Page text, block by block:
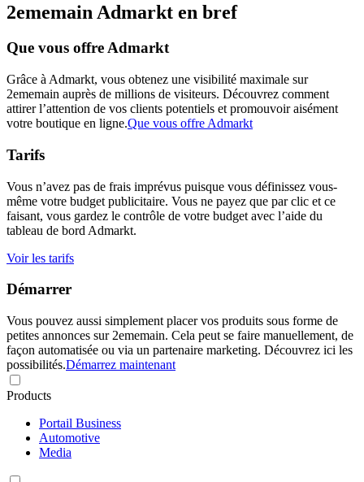
2ememain Admarkt en bref
Que vous offre Admarkt
Grâce à Admarkt, vous obtenez une visibilité maximale sur
2ememain auprès de millions de visiteurs. Découvrez comment
attirer l’attention de vos clients potentiels et promouvoir aisément
votre boutique en ligne.Que vous offre Admarkt
Tarifs
Vous n’avez pas de frais imprévus puisque vous définissez vous-
même votre budget publicitaire. Vous ne payez que par clic et ce
faisant, vous gardez le contrôle de votre budget avec l’aide du
tableau de bord Admarkt.
Voir les tarifs
Démarrer
Vous pouvez aussi simplement placer vos produits sous forme de
petites annonces sur 2ememain. Cela peut se faire manuellement, de
façon automatisée ou via un partenaire marketing. Découvrez ici les
possibilités.Démarrez maintenant
Products
Portail Business
Automotive
Media